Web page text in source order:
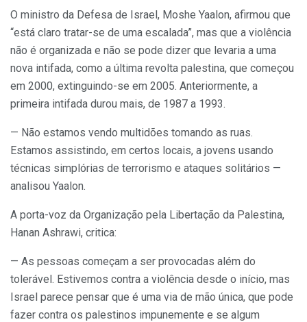
O ministro da Defesa de Israel, Moshe Yaalon, afirmou que
“está claro tratar-se de uma escalada”, mas que a violência
não é organizada e não se pode dizer que levaria a uma
nova intifada, como a última revolta palestina, que começou
em 2000, extinguindo-se em 2005. Anteriormente, a
primeira intifada durou mais, de 1987 a 1993.
— Não estamos vendo multidões tomando as ruas.
Estamos assistindo, em certos locais, a jovens usando
técnicas simplórias de terrorismo e ataques solitários —
analisou Yaalon.
A porta-voz da Organização pela Libertação da Palestina,
Hanan Ashrawi, critica:
— As pessoas começam a ser provocadas além do
tolerável. Estivemos contra a violência desde o início, mas
Israel parece pensar que é uma via de mão única, que pode
fazer contra os palestinos impunemente e se algum